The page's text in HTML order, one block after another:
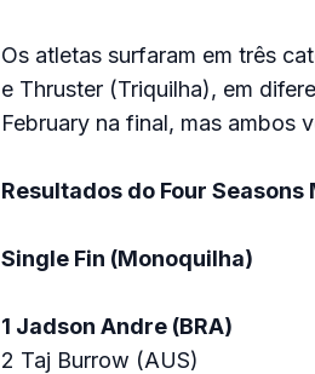
Os atletas surfaram em três
e Thruster (Triquilha), em
February na final, mas ambos
Resultados do Four
Single Fin (Monoquilha)
1 Jadson Andre (BRA)
2 Taj Burrow (AUS)